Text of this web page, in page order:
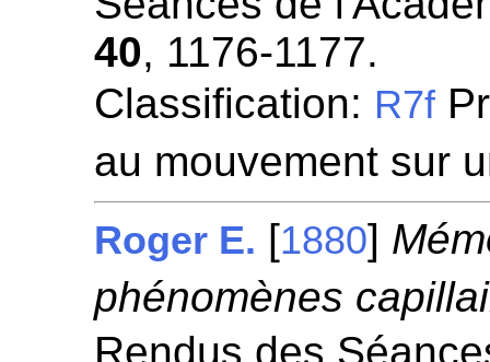
40, 1176-1177.
Classification: R7f
au mouvement sur
Roger E. [1880]
phénomènes
Rendus des